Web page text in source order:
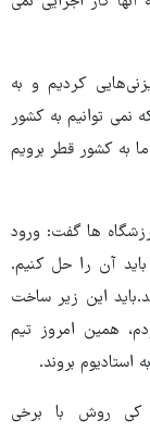
کردیم و به
نمی توانیم به کشور
به کشور قطر برویم
ها گفت: ورود
آن را حل کنیم.
این زیر ساخت
همین امروز تیم
بروند.
کی روش با برخی